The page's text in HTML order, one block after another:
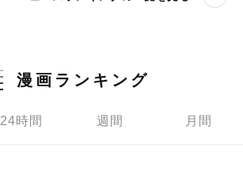
漫画ランキング
24時間 週間 月間